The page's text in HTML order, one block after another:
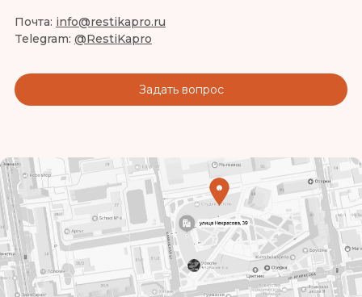
Почта: info@restikapro.ru
Telegram: @RestiKapro
Задать вопрос